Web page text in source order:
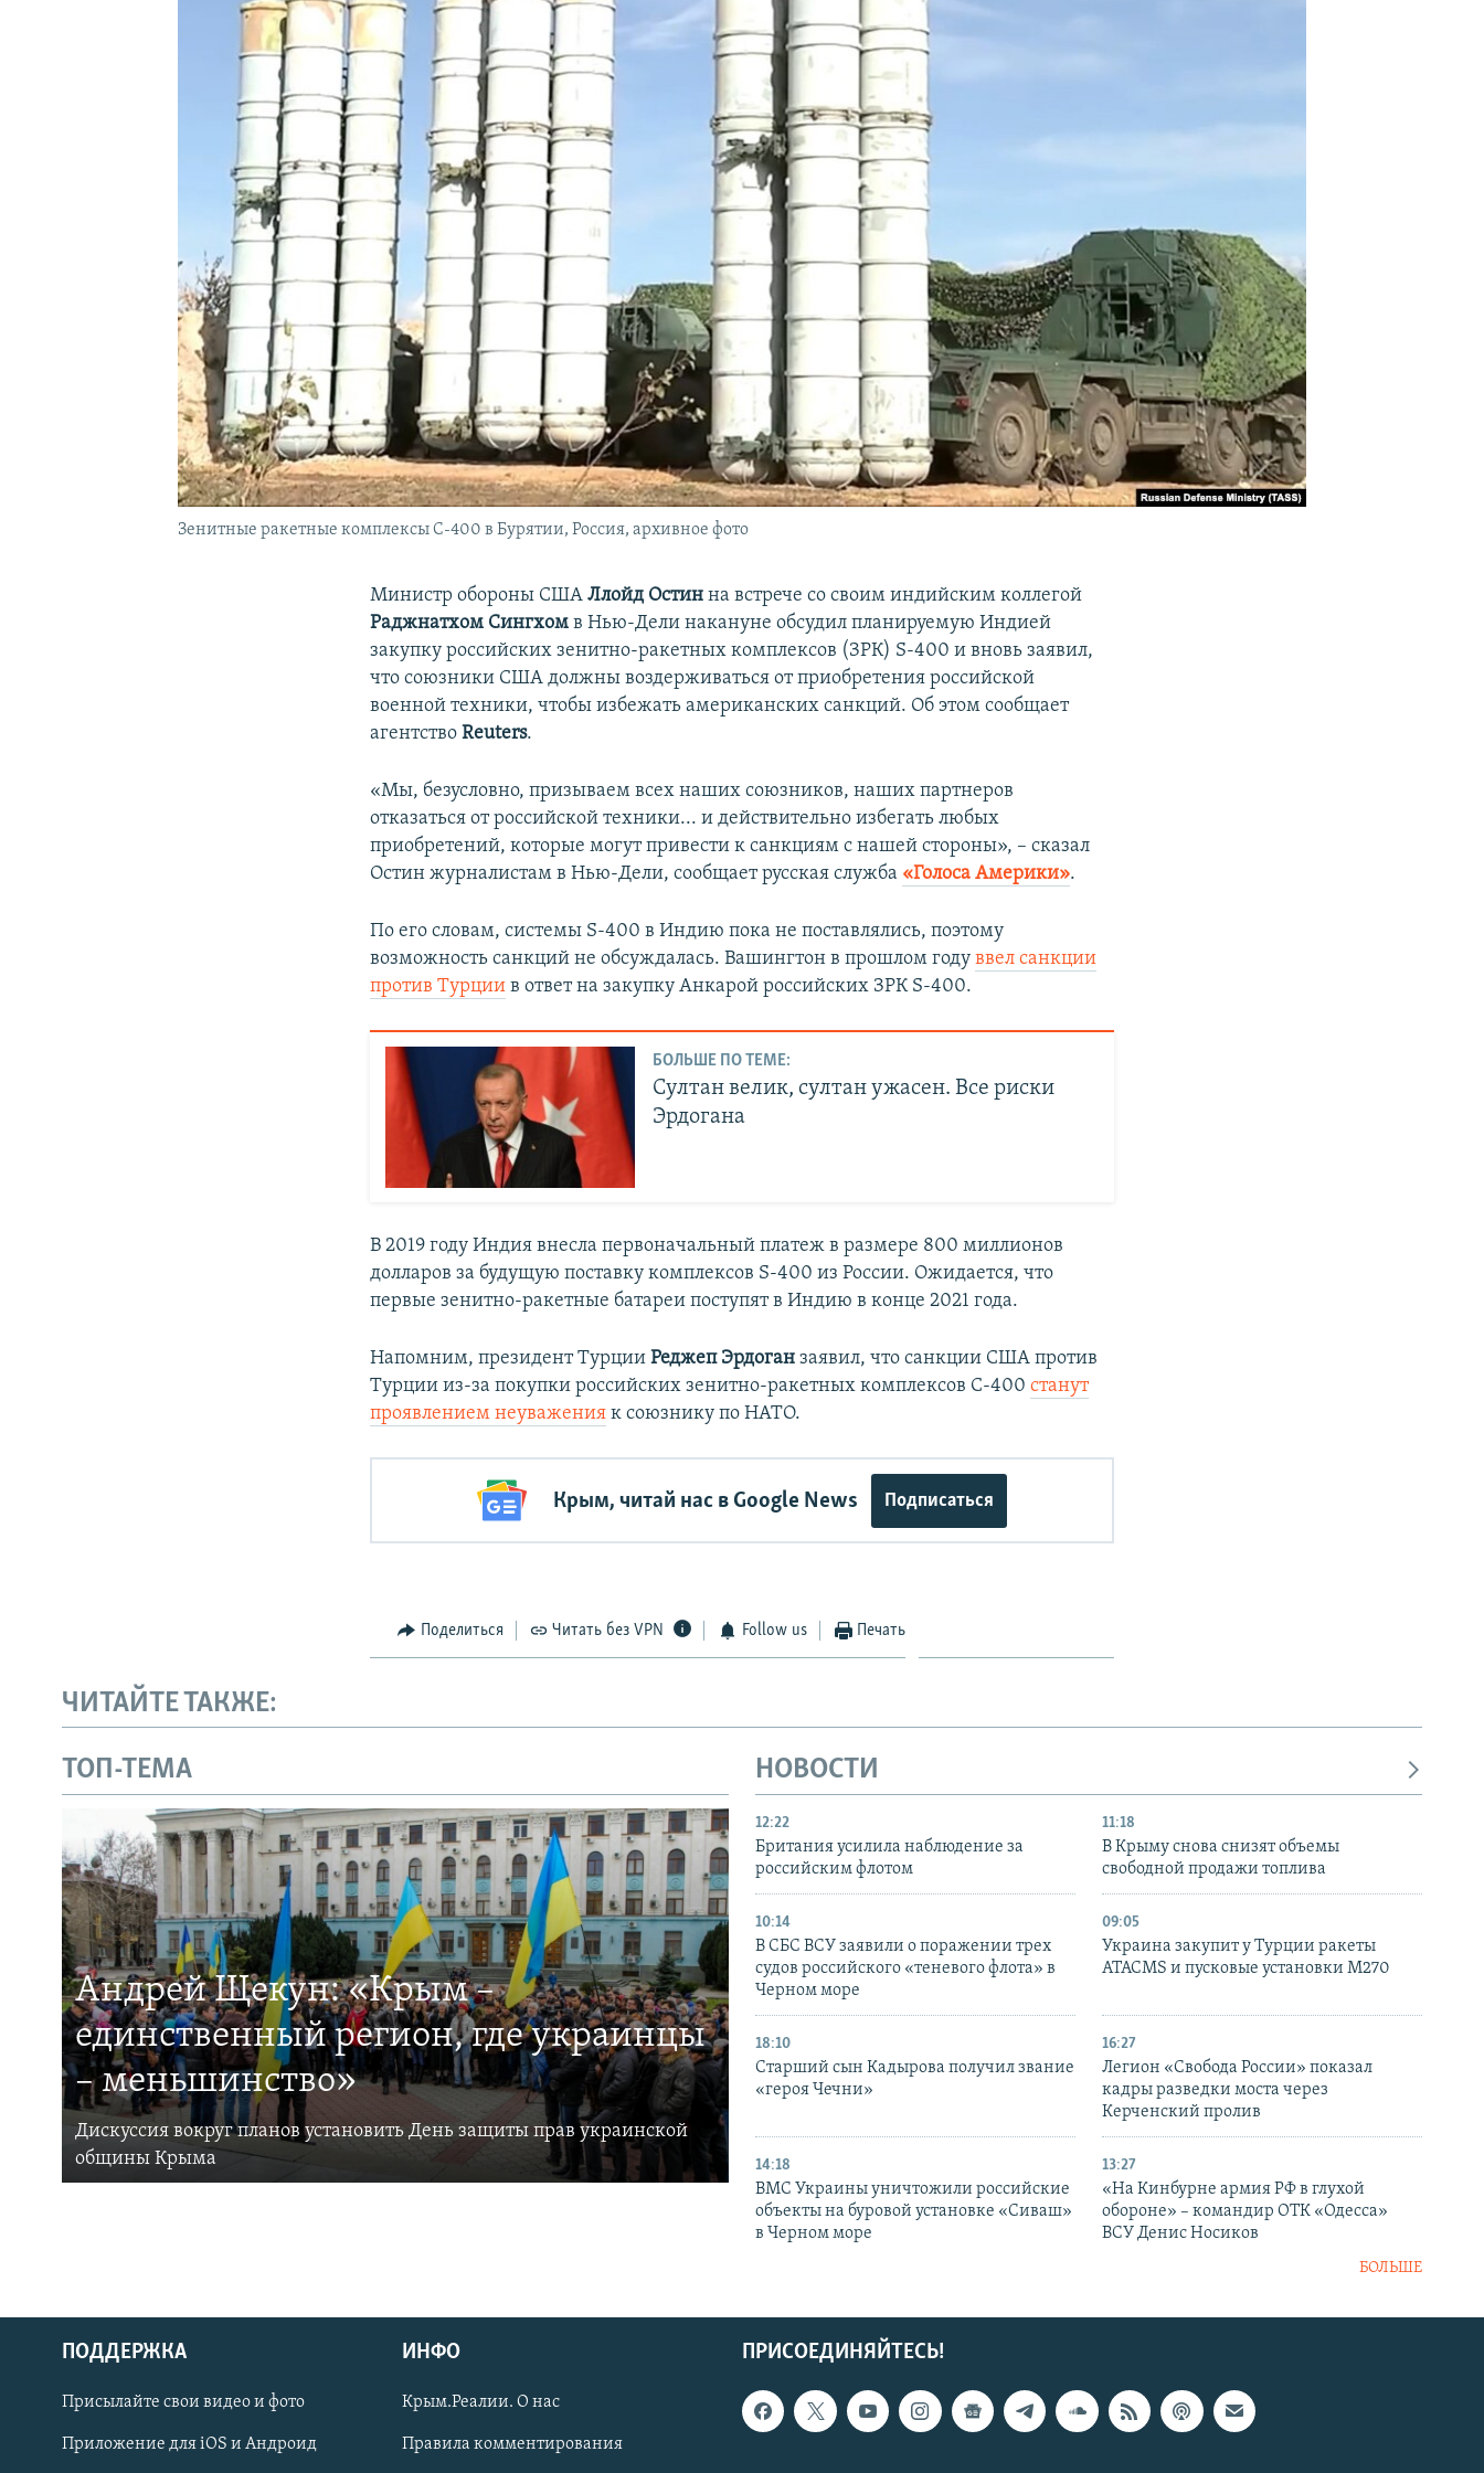
УКРАИНСКАЯ ПРОБЛЕМА КРЫМА
Українською
Qırımtatar
Зенитные ракетные комплексы С-400 в Бурятии, Россия, архивное фото
Министр обороны СШАЛлойд Остин на встрече со своим индийским коллегой
Раджнатхом Сингхом в Нью-Дели накануне обсудил планируемую Индией
закупку российских зенитно-ракетных комплексов (ЗРК) S-400 и вновь заявил,
что союзники США должны воздерживаться от приобретения российской
военной техники, чтобы избежать американских санкций. Об этом сообщает
агентствоReuters.
«Мы, безусловно, призываем всех наших союзников, наших партнеров
отказаться от российской техники... и действительно избегать любых
приобретений, которые могут привести к санкциям с нашей стороны», – сказал
Остин журналистам в Нью-Дели, сообщает русская служба «Голоса Америки».
По его словам, системы S-400 в Индию пока не поставлялись, поэтому
возможность санкций не обсуждалась. Вашингтон в прошлом годуввел санкции
против Турции в ответ на закупку Анкарой российских ЗРК S-400.
БОЛЬШЕ ПО ТЕМЕ:
Султан велик, султан ужасен. Все риски
Эрдогана
В 2019 году Индия внесла первоначальный платеж в размере 800 миллионов
долларов за будущую поставку комплексов S-400 из России. Ожидается, что
первые зенитно-ракетные батареи поступят в Индию в конце 2021 года.
Напомним, президент ТурцииРеджеп Эрдоганзаявил, что санкции США против
Турции из-за покупки российских зенитно-ракетных комплексов С-400станут
проявлением неуважения к союзнику по НАТО.
Крым, читай нас в Google News Подписаться
Поделиться Читать без VPN Follow us Печать
ЧИТАЙТЕ ТАКЖЕ:
ТОП-ТЕМА
Андрей Щекун: «Крым –
единственный регион, где украинцы
– меньшинство»
Дискуссия вокруг планов установить День защиты прав украинской
общины Крыма
НОВОСТИ
12:22
Британия усилила наблюдение за
российским флотом
11:18
В Крыму снова снизят объемы
свободной продажи топлива
10:14
В СБС ВСУ заявили о поражении трех
судов российского «теневого флота» в
Черном море
09:05
Украина закупит у Турции ракеты
ATACMS и пусковые установки M270
18:10
Старший сын Кадырова получил звание
«героя Чечни»
16:27
Легион «Свобода России» показал
кадры разведки моста через
Керченский пролив
14:18
ВМС Украины уничтожили российские
объекты на буровой установке «Сиваш»
в Черном море
13:27
«На Кинбурне армия РФ в глухой
обороне» – командир ОТК «Одесса»
ВСУ Денис Носиков
БОЛЬШЕ
ПРИСОЕДИНЯЙТЕСЬ!
ПОДДЕРЖКА
Присылайте свои видео и фото
Приложение для iOS и Андроид
ИНФО
Крым.Реалии. О нас
Правила комментирования